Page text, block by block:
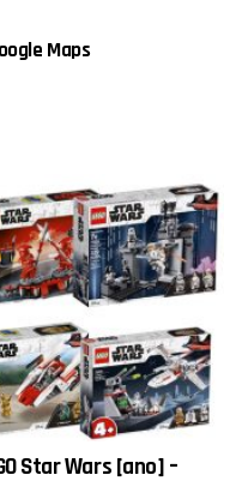
Maps
Star Wars [ano] –